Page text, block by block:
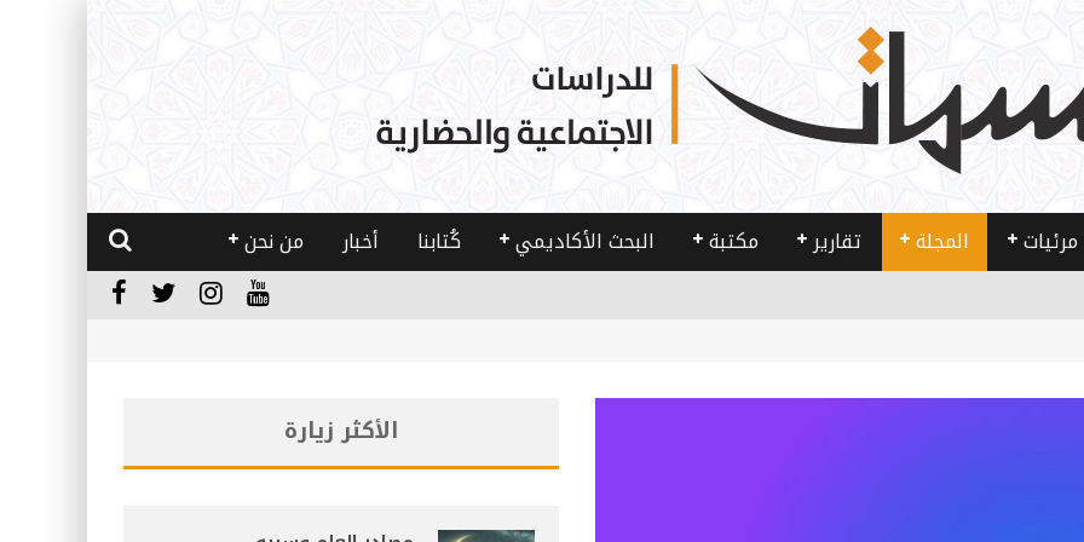
مرئيات المجلة تقارير مكتبة البحث الأكاديمي كُتابنا أخبار من نحن
الأكثر زيارة